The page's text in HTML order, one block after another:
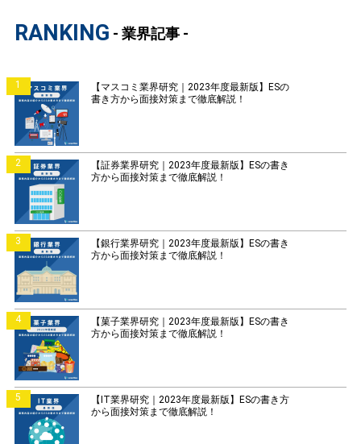
RANKING - 業界記事 -
1
【マスコミ業界研究｜2023年度最新版】ESの
書き方から面接対策まで徹底解説！
2
【証券業界研究｜2023年度最新版】ESの書き
方から面接対策まで徹底解説！
3
【銀行業界研究｜2023年度最新版】ESの書き
方から面接対策まで徹底解説！
4
【菓子業界研究｜2023年度最新版】ESの書き
方から面接対策まで徹底解説！
5
【IT業界研究｜2023年度最新版】ESの書き方
から面接対策まで徹底解説！